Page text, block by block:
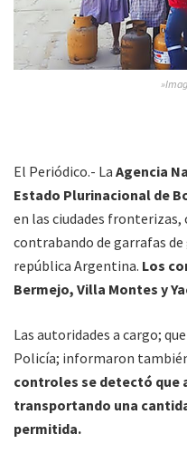
El Periódico.- La Agencia
Estado Plurinacional de
en las ciudades
contrabando de garrafas
república Argentina. Los
Bermejo, Villa Montes y
Las autoridades a cargo;
Policía; informaron
controles se detectó que
transportando una
permitida.